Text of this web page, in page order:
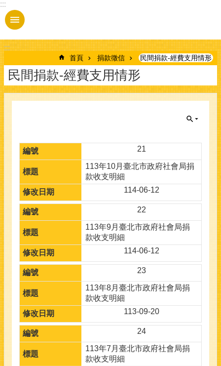
跳到主要內容區塊
:::
:::
首頁 捐款徵信 民間捐款-經費支用情形
民間捐款-經費支用情形
21
113年10月臺北市政府社會局捐
款收支明細
114-06-12
22
113年9月臺北市政府社會局捐
款收支明細
114-06-12
23
113年8月臺北市政府社會局捐
款收支明細
113-09-20
24
113年7月臺北市政府社會局捐
款收支明細